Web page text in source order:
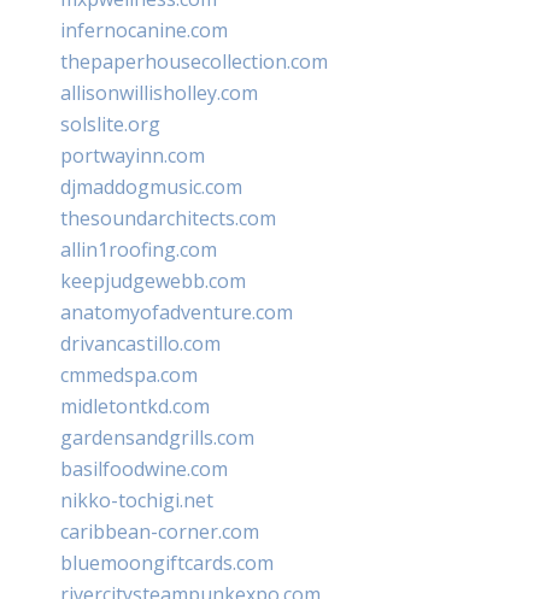
infernocanine.com
thepaperhousecollection.com
allisonwillisholley.com
solslite.org
portwayinn.com
djmaddogmusic.com
thesoundarchitects.com
allin1roofing.com
keepjudgewebb.com
anatomyofadventure.com
drivancastillo.com
cmmedspa.com
midletontkd.com
gardensandgrills.com
basilfoodwine.com
nikko-tochigi.net
caribbean-corner.com
bluemoongiftcards.com